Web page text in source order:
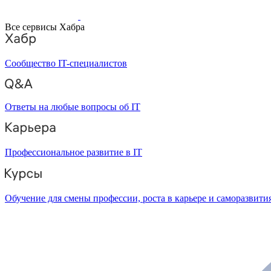
Все сервисы Хабра
Сообщество IT-специалистов
Ответы на любые вопросы об IT
Профессиональное развитие в IT
Обучение для смены профессии, роста в карьере и